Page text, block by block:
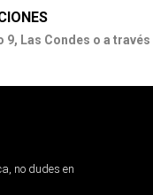
9, Las Condes o a través
no dudes en